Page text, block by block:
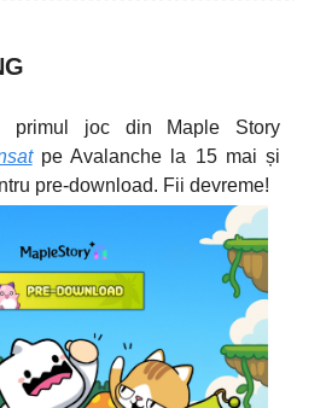
primul joc din Maple Story
pe Avalanche la 15 mai și
pre-download. Fii devreme!